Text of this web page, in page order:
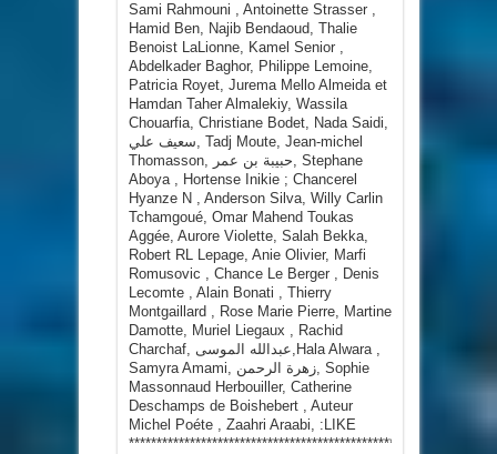
Sami Rahmouni , Antoinette Strasser ,
Hamid Ben, Najib Bendaoud, Thalie
Benoist LaLionne, Kamel Senior ,
Abdelkader Baghor, Philippe Lemoine,
Patricia Royet, Jurema Mello Almeida et
Hamdan Taher Almalekiy, Wassila
Chouarfia, Christiane Bodet, Nada Saidi,
سعيف علي‎, Tadj Moute, Jean-michel
Thomasson, حبيبة بن عمر, Stephane
Aboya , Hortense Inikie ; Chancerel
Hyanze N , Anderson Silva, Willy Carlin
Tchamgoué, Omar Mahend Toukas
Aggée, Aurore Violette, Salah Bekka,
Robert RL Lepage, Anie Olivier, Marfi
Romusovic , Chance Le Berger , Denis
Lecomte , Alain Bonati , Thierry
Montgaillard , Rose Marie Pierre, Martine
Damotte, Muriel Liegaux , Rachid
Charchaf, عبدالله الموسى‎,Hala Alwara ,
Samyra Amami, زهرة الرحمن, Sophie
Massonnaud Herbouiller, Catherine
Deschamps de Boishebert , Auteur
Michel Poéte , Zaahri Araabi, :LIKE
*************************************************